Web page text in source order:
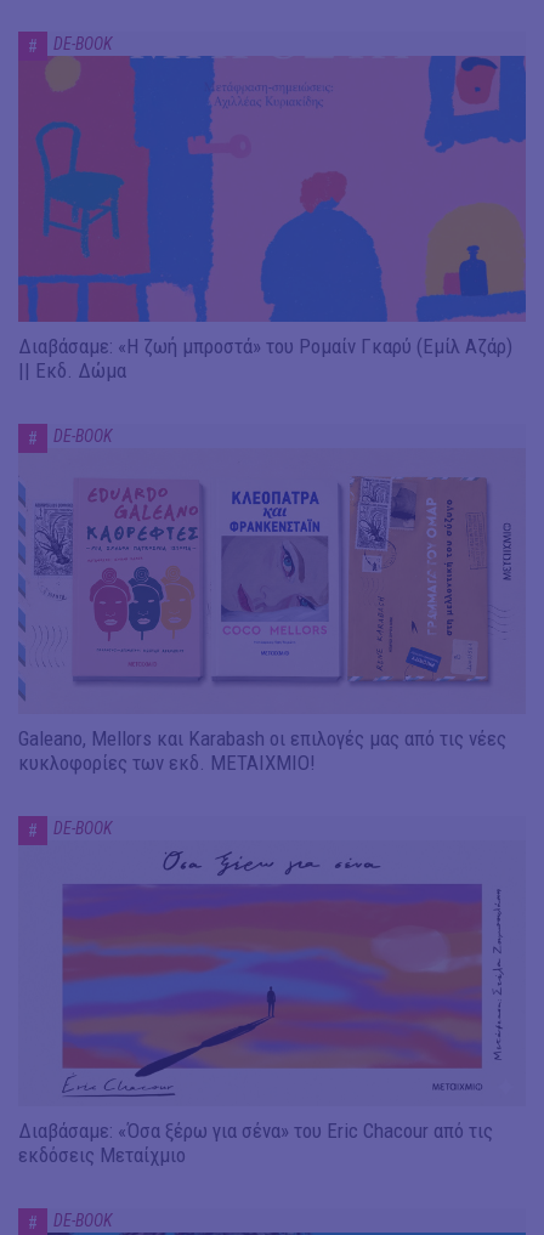
# DE-BOOK
Διαβάσαμε: «Η ζωή μπροστά» του Ρομαίν Γκαρύ (Εμίλ Αζάρ)
|| Εκδ. Δώμα
# DE-BOOK
Galeano, Mellors και Karabash οι επιλογές μας από τις νέες
κυκλοφορίες των εκδ. ΜΕΤΑΙΧΜΙΟ!
# DE-BOOK
Διαβάσαμε: «Όσα ξέρω για σένα» του Eric Chacour από τις
εκδόσεις Μεταίχμιο
# DE-BOOK